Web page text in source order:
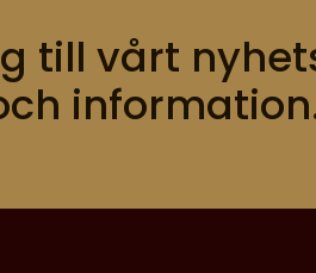
till vårt